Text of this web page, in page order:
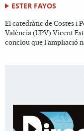
ESTER FAYOS
El catedràtic de Costes i
València (UPV) Vicent
conclou que l'ampliació